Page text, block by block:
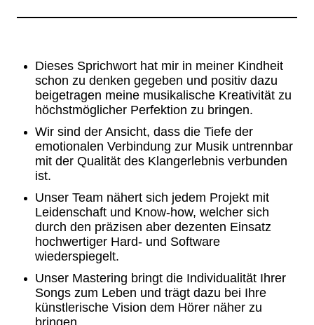
Dieses Sprichwort hat mir in meiner Kindheit
schon zu denken gegeben und positiv dazu
beigetragen meine musikalische Kreativität zu
höchstmöglicher Perfektion zu bringen.
Wir sind der Ansicht, dass die Tiefe der
emotionalen Verbindung zur Musik untrennbar
mit der Qualität des Klangerlebnis verbunden
ist.
Unser Team nähert sich jedem Projekt mit
Leidenschaft und Know-how, welcher sich
durch den präzisen aber dezenten Einsatz
hochwertiger Hard- und Software
wiederspiegelt.
Unser Mastering bringt die Individualität Ihrer
Songs zum Leben und trägt dazu bei Ihre
künstlerische Vision dem Hörer näher zu
bringen.